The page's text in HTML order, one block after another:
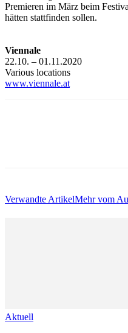
Premieren im März beim
hätten stattfinden sollen.
Viennale
22.10. – 01.11.2020
Various locations
www.viennale.at
Verwandte ArtikelMehr vom
Aktuell